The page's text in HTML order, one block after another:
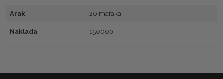
Arak 20 maraka
Naklada 150000